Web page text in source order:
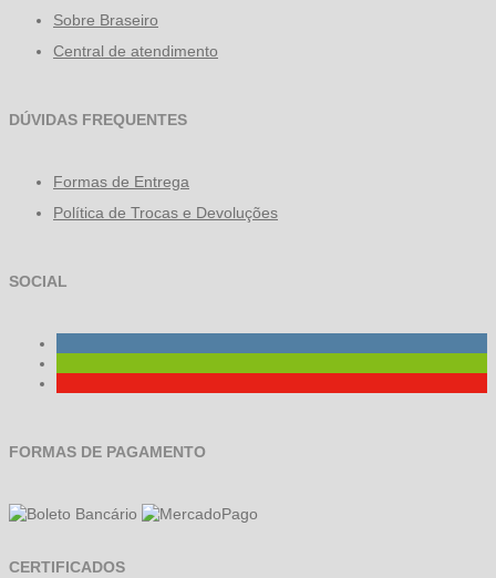
Sobre Braseiro
Central de atendimento
DÚVIDAS FREQUENTES
Formas de Entrega
Política de Trocas e Devoluções
SOCIAL
FORMAS DE PAGAMENTO
CERTIFICADOS